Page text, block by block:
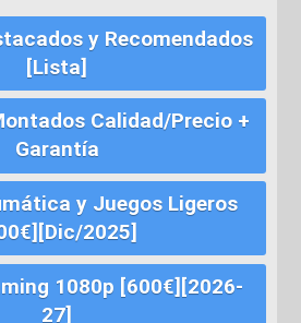
y Recomendados
[Lista]
Calidad/Precio +
Garantía
y Juegos Ligeros
2025]
1080p [600€][2026-
27]